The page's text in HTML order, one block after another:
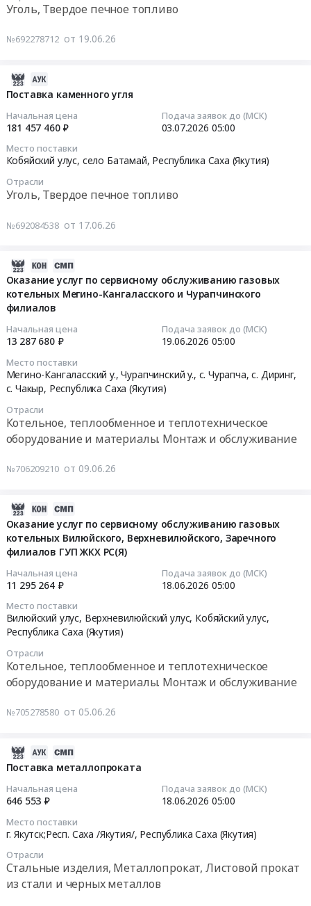
Уголь, Твердое печное топливо
№692278712 от 19.06.26
Поставка каменного угля
Начальная цена
181 457 460 ₽
Подача заявок до (МСК)
03.07.2026 05:00
Место поставки
Кобяйский улус, село Батамай, Республика Саха (Якутия)
Отрасли
Уголь, Твердое печное топливо
№692084538 от 17.06.26
Оказание услуг по сервисному обслуживанию газовых
котельных Мегино-Кангаласского и Чурапчинского
филиалов
Начальная цена
13 287 680 ₽
Подача заявок до (МСК)
19.06.2026 05:00
Место поставки
Мегино-Кангаласский у., Чурапчинский у., с. Чурапча, с. Диринг,
с. Чакыр, Республика Саха (Якутия)
Отрасли
Котельное, теплообменное и теплотехническое
оборудование и материалы. Монтаж и обслуживание
№706209210 от 09.06.26
Оказание услуг по сервисному обслуживанию газовых
котельных Вилюйского, Верхневилюйского, Заречного
филиалов ГУП ЖКХ РС(Я)
Начальная цена
11 295 264 ₽
Подача заявок до (МСК)
18.06.2026 05:00
Место поставки
Вилюйский улус, Верхневилюйский улус, Кобяйский улус,
Республика Саха (Якутия)
Отрасли
Котельное, теплообменное и теплотехническое
оборудование и материалы. Монтаж и обслуживание
№705278580 от 05.06.26
Поставка металлопроката
Начальная цена
646 553 ₽
Подача заявок до (МСК)
18.06.2026 05:00
Место поставки
г. Якутск;Респ. Саха /Якутия/, Республика Саха (Якутия)
Отрасли
Стальные изделия, Металлопрокат, Листовой прокат
из стали и черных металлов